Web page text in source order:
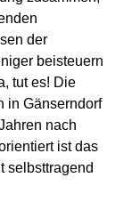
der
beisteuern
tut es! Die
in Gänserndorf
nach
ist das
selbsttragend